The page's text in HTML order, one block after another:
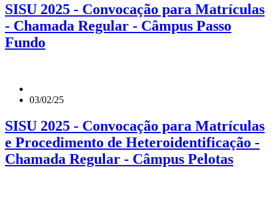
SISU 2025 - Convocação para Matrículas
- Chamada Regular - Câmpus Passo
Fundo
03/02/25
SISU 2025 - Convocação para Matrículas
e Procedimento de Heteroidentificação -
Chamada Regular - Câmpus Pelotas